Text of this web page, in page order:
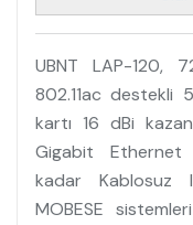
UBNT LAP-120,
802.11ac destekli
kartı 16 dBi
Gigabit
kadar Kablosuz
MOBESE